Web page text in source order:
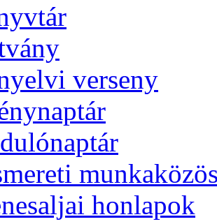
verseny
honlapok